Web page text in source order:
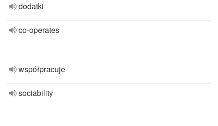
dodatki
co-operates
współpracuje
sociability